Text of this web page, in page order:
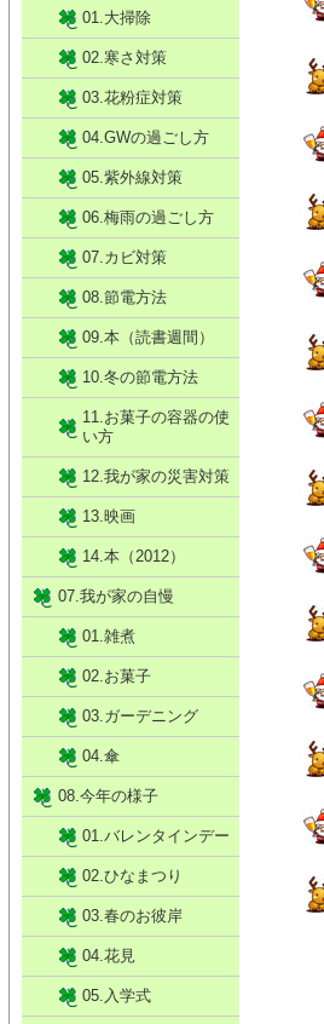
01.大掃除
02.寒さ対策
03.花粉症対策
04.GWの過ごし方
05.紫外線対策
06.梅雨の過ごし方
07.カビ対策
08.節電方法
09.本（読書週間）
10.冬の節電方法
11.お菓子の容器の使
い方
12.我が家の災害対策
13.映画
14.本（2012）
07.我が家の自慢
01.雑煮
02.お菓子
03.ガーデニング
04.傘
08.今年の様子
01.バレンタインデー
02.ひなまつり
03.春のお彼岸
04.花見
05.入学式